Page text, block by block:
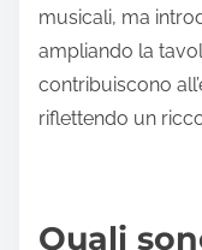
musicali, ma
ampliando la
contribuiscono
riflettendo un